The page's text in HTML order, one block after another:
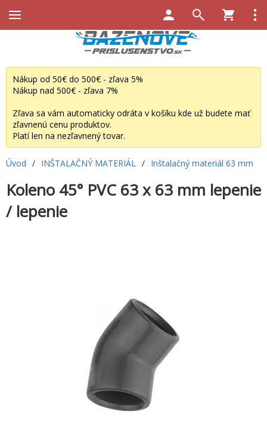
Nákup od 50€ do 500€ - zľava 5%
Nákup nad 500€ - zľava 7%
Zľava sa vám automaticky odráta v košíku kde už budete mať
zľavnenú cenu produktov.
Platí len na nezľavnený tovar.
Úvod / INŠTALAČNÝ MATERIÁL / Inštalačný materiál 63 mm
Koleno 45° PVC 63 x 63 mm lepenie
/ lepenie